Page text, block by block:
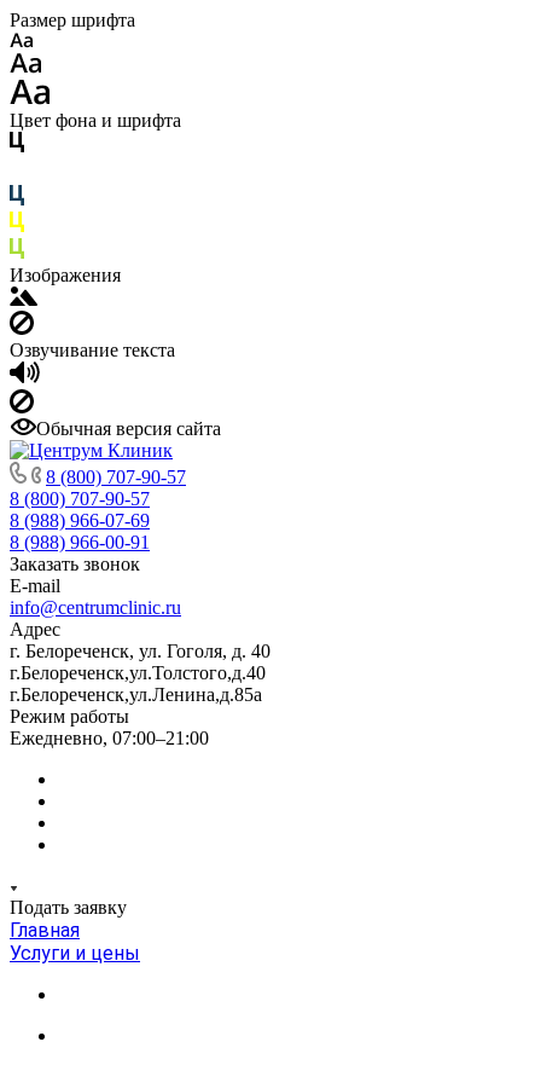
Размер шрифта
Цвет фона и шрифта
Изображения
Озвучивание текста
Обычная версия сайта
8 (800) 707-90-57
8 (800) 707-90-57
8 (988) 966-07-69
8 (988) 966-00-91
Заказать звонок
E-mail
info@centrumclinic.ru
Адрес
г. Белореченск, ул. Гоголя, д. 40
г.Белореченск,ул.Толстого,д.40
г.Белореченск,ул.Ленина,д.85а
Режим работы
Ежедневно, 07:00–21:00
Подать заявку
Главная
Услуги и цены